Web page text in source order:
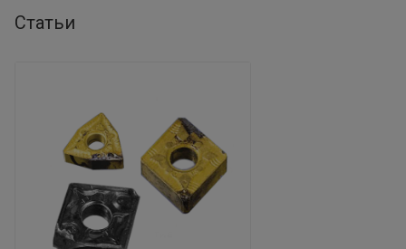
Статьи